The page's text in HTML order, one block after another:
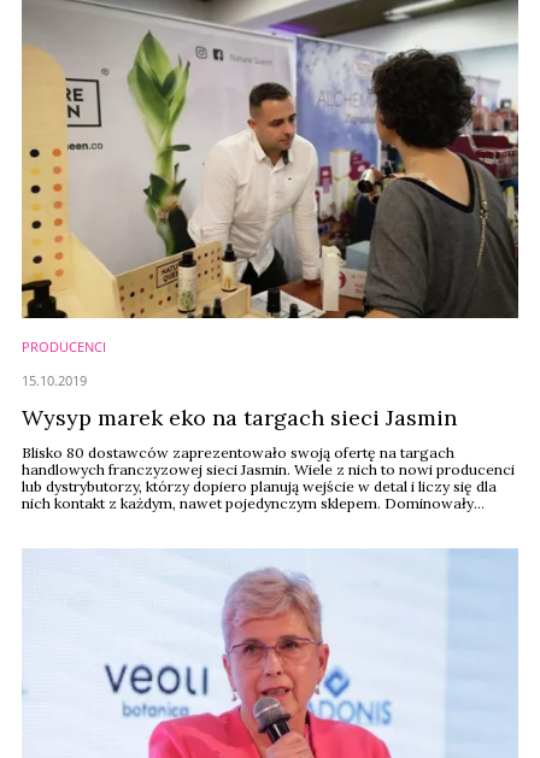
PRODUCENCI
Wysyp marek eko na targach sieci Jasmin
Blisko 80 dostawców zaprezentowało swoją ofertę na targach
handlowych franczyzowej sieci Jasmin. Wiele z nich to nowi producenci
lub dystrybutorzy, którzy dopiero planują wejście w detal i liczy się dla
nich kontakt z każdym, nawet pojedynczym sklepem. Dominowały
15.10.2019